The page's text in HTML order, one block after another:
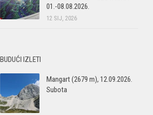
01.-08.08.2026.
12 SIJ, 2026
BUDUĆI IZLETI
Mangart (2679 m), 12.09.2026.
Subota